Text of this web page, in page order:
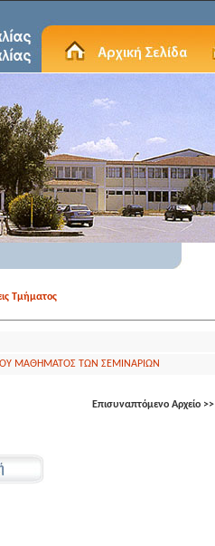
Τμήματος
ΜΑΘΗΜΑΤΟΣ ΤΩΝ ΣΕΜΙΝΑΡΙΩΝ
Επισυναπτόμενο Αρχείο >>